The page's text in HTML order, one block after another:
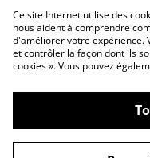
Politique de
©2026Creativity
Ce site Internet utilise des
nous aident à comprendre
d'améliorer votre expérience.
et contrôler la façon dont ils
cookies ». Vous pouvez